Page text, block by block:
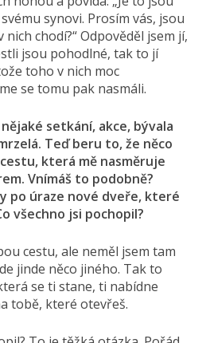
synovi. Prosím vás, jsou
nich chodí?“ Odpověděl jsem jí,
jsou pohodlné, tak to jí
toho v nich moc
se tomu pak nasmáli.
setkání, akce, bývala
Teď beru to, že něco
která mě nasměruje
Vnímáš to podobně?
po úraze nové dveře, které
všechno jsi pochopil?
cestu, ale neměl jsem tam
jinde něco jiného. Tak to
se ti stane, ti nabídne
tobě, které otevřeš.